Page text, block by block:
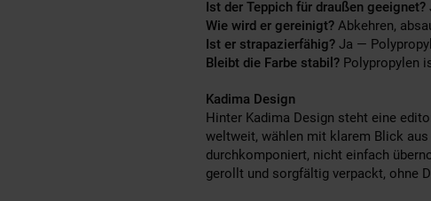
Ist der Teppich für draußen geeignet?
Wie wird er gereinigt? Abkehren,
Ist er strapazierfähig? Ja —
Bleibt die Farbe stabil? Polypropylen
Kadima Design
Hinter Kadima Design steht eine
weltweit, wählen mit klarem Blick aus
durchkomponiert, nicht einfach
gerollt und sorgfältig verpackt, ohne